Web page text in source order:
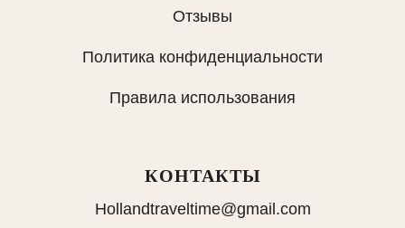
Отзывы
Политика конфиденциальности
Правила использования
КОНТАКТЫ
Hollandtraveltime@gmail.com